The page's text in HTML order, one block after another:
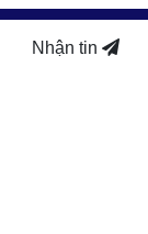
Nhận tin